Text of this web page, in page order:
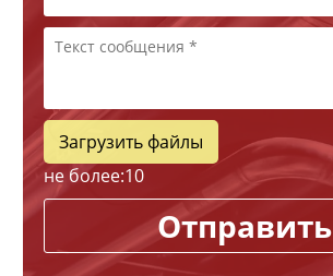
Загрузить файлы
не более:10
Отправить